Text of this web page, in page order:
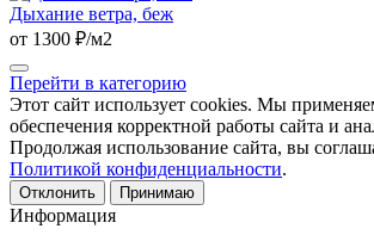
Дыхание ветра, беж
от 1300 ₽/м2
Перейти в категорию
Этот сайт использует cookies. Мы
обеспечения корректной работы сайта и
Продолжая использование сайта, вы
Политикой конфиденциальности.
Отклонить Принимаю
Информация